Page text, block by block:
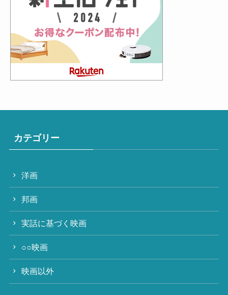
カテゴリー
洋画
邦画
実話に基づく映画
○○映画
映画以外